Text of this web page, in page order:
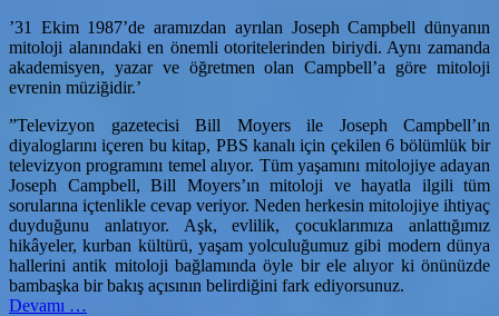
’31 Ekim 1987’de aramızdan ayrılan Joseph Campbell dünyanın
mitoloji alanındaki en önemli otoritelerinden biriydi. Aynı zamanda
akademisyen, yazar ve öğretmen olan Campbell’a göre mitoloji
evrenin müziğidir.’
”Televizyon gazetecisi Bill Moyers ile Joseph Campbell’ın
diyaloglarını içeren bu kitap, PBS kanalı için çekilen 6 bölümlük bir
televizyon programını temel alıyor. Tüm yaşamını mitolojiye adayan
Joseph Campbell, Bill Moyers’ın mitoloji ve hayatla ilgili tüm
sorularına içtenlikle cevap veriyor. Neden herkesin mitolojiye ihtiyaç
duyduğunu anlatıyor. Aşk, evlilik, çocuklarımıza anlattığımız
hikâyeler, kurban kültürü, yaşam yolculuğumuz gibi modern dünya
hallerini antik mitoloji bağlamında öyle bir ele alıyor ki önünüzde
bambaşka bir bakış açısının belirdiğini fark ediyorsunuz.
Devamı …